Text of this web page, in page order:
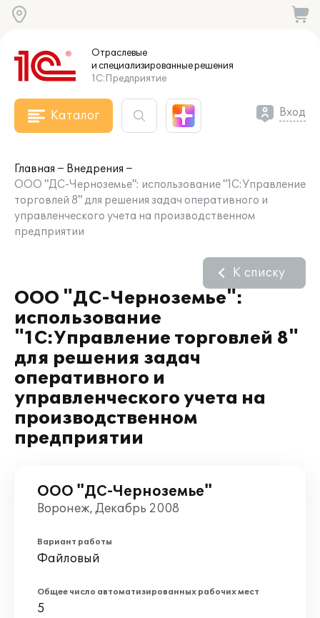
Отраслевые
и специализированныерешения
1С:Предприятие
Каталог Вход
Главная
Внедрения
ООО "ДС-Черноземье": использование "1С:Управление
торговлей 8" для решения задач оперативного и
управленческого учета на производственном
предприятии
ООО "ДС-Черноземье":
использование
"1С:Управление торговлей 8"
для решения задач
оперативного и
управленческого учета на
производственном
предприятии
К списку
ООО "ДС-Черноземье"
Воронеж, Декабрь 2008
Вариант работы
Файловый
Общее число автоматизированных рабочих мест
5